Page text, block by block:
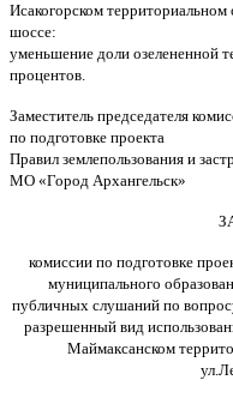
Исакогорском территориальном
шоссе:
уменьшение доли озелененной
процентов.
Заместитель председателя
по подготовке проекта
Правил землепользования и
МО «Город
комиссии по подготовке
муниципального
публичных слушаний по
разрешенный вид
Маймаксанском